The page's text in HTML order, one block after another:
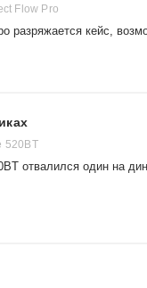
Flow Pro
разряжается кейс,
520BT
отвалился один на